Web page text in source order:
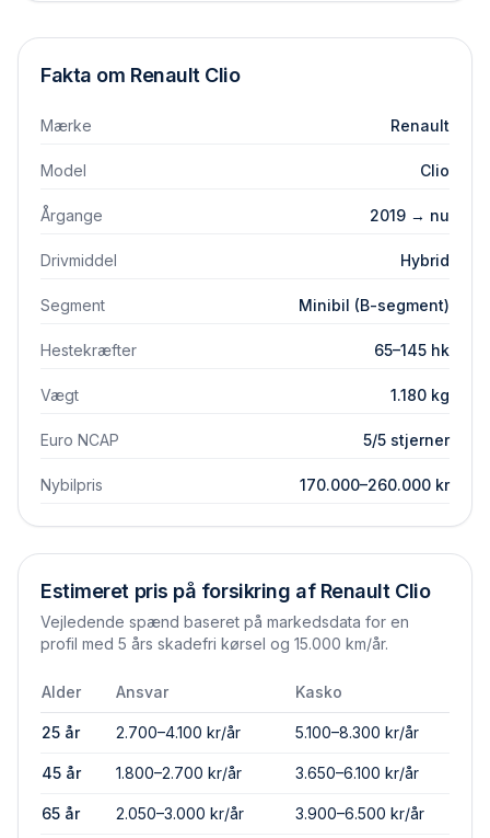
Fakta om Renault Clio
Mærke Renault
Model Clio
Årgange 2019 → nu
Drivmiddel Hybrid
Segment Minibil (B-segment)
Hestekræfter 65–145 hk
Vægt 1.180 kg
Euro NCAP 5/5 stjerner
Nybilpris 170.000–260.000 kr
Estimeret pris på forsikring af Renault Clio
Vejledende spænd baseret på markedsdata for en
profil med 5 års skadefri kørsel og 15.000 km/år.
Alder Ansvar Kasko
25 år 2.700–4.100 kr/år 5.100–8.300 kr/år
45 år 1.800–2.700 kr/år 3.650–6.100 kr/år
65 år 2.050–3.000 kr/år 3.900–6.500 kr/år